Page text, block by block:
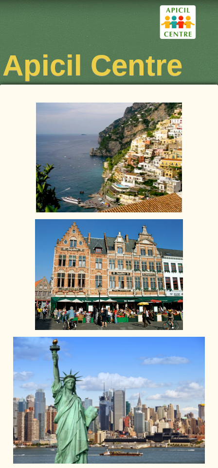
Apicil Centre